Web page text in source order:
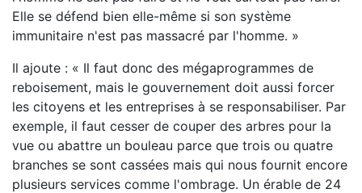
Elle se défend bien elle-même si son système
immunitaire n'est pas massacré par l'homme. »
Il ajoute : « Il faut donc des mégaprogrammes de
reboisement, mais le gouvernement doit aussi forcer
les citoyens et les entreprises à se responsabiliser. Par
exemple, il faut cesser de couper des arbres pour la
vue ou abattre un bouleau parce que trois ou quatre
branches se sont cassées mais qui nous fournit encore
plusieurs services comme l'ombrage. Un érable de 24